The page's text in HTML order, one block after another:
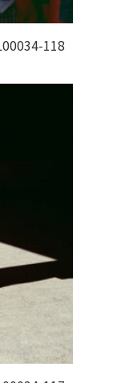
118